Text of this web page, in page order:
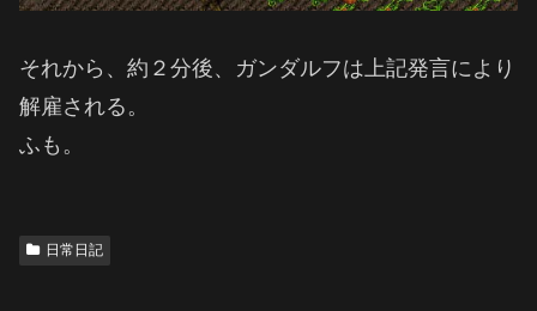
それから、約２分後、ガンダルフは上記発言により
解雇される。
ふも。
日常日記